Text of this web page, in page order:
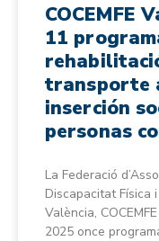
COCEMFE
11
transporte
inserción
personas
La Federació
Discapacitat Física
València,
2025 once